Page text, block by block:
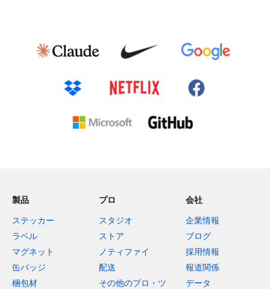
製品
ステッカー
ラベル
マグネット
缶バッジ
梱包材
プロ
スタジオ
ストア
ノティファイ
配送
その他のプロ・ツ
会社
企業情報
ブログ
採用情報
報道関係
データ